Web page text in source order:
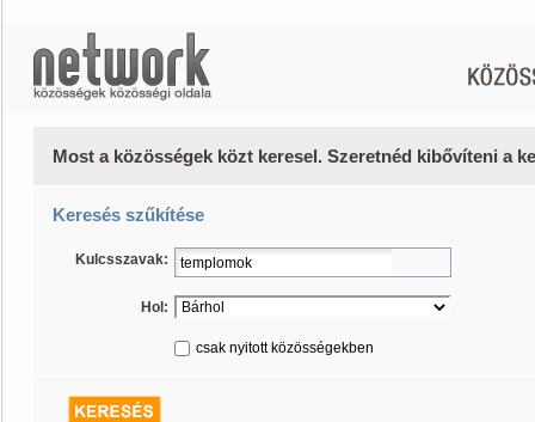
Most a közösségek közt keresel. Szeretnéd kibővíteni a
Keresés szűkítése
Kulcsszavak:
Hol:
csak nyitott közösségekben